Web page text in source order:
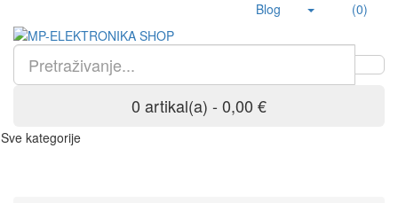
Blog (0)
0 artikal(a) - 0,00 €
Sve kategorije